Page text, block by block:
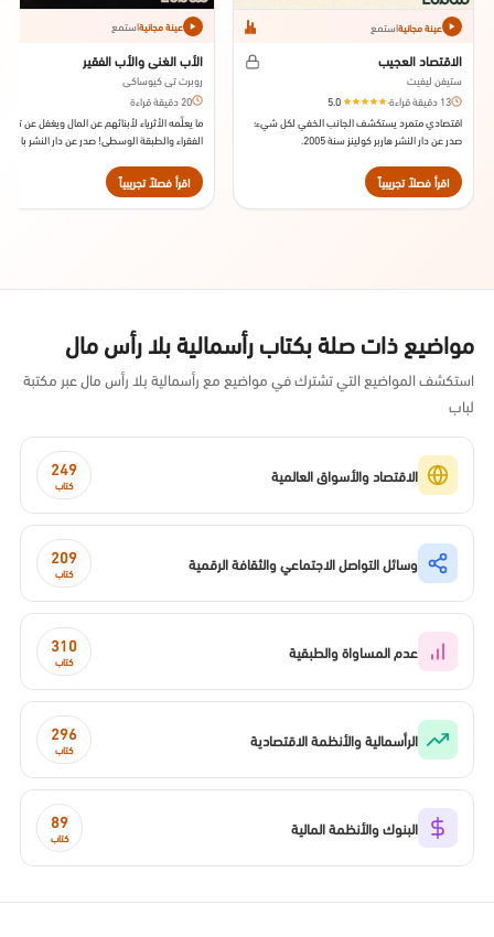
عينة مجانيةاستمع
الاقتصاد العجيب
ستيفن ليفيت
13 دقيقة قراءة
·
5.0
اقتصادي متمرد يستكشف الجانب الخفي لكل شيء؛
صدر عن دار النشر هاربر كولينز سنة 2005.
اقرأ فصلاً تجريبياً
عينة مجانيةاستمع
الأب الغني والأب الفقير
روبرت تي كيوساكي
20 دقيقة قراءة
ما يعلِّمه الأثرياء لأبنائهم عن المال ويغفل عن
الفقراء والطبقة الوسطى! صدر عن دار النشر بالاتا
اقرأ فصلاً تجريبياً
مواضيع ذات صلة بكتاب رأسمالية بلا رأس مال
استكشف المواضيع التي تشترك في مواضيع مع رأسمالية بلا رأس مال عبر مكتبة
لباب
الاقتصاد والأسواق العالمية 249
كتاب
وسائل التواصل الاجتماعي والثقافة الرقمية 209
كتاب
عدم المساواة والطبقية 310
كتاب
الرأسمالية والأنظمة الاقتصادية 296
كتاب
البنوك والأنظمة المالية 89
كتاب